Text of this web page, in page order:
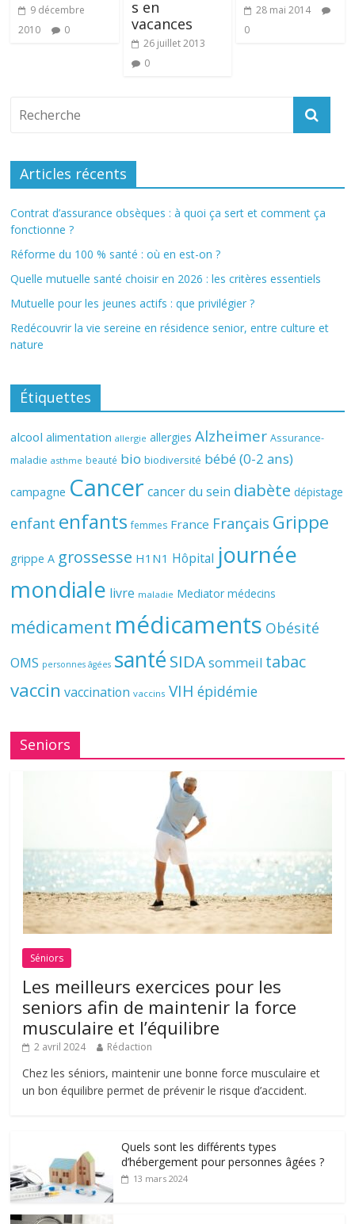
9 décembre
2010
0
s en
vacances
26 juillet 2013
0
28 mai 2014
0
Articles récents
Contrat d’assurance obsèques : à quoi ça sert et comment ça
fonctionne ?
Réforme du 100 % santé : où en est-on ?
Quelle mutuelle santé choisir en 2026 : les critères essentiels
Mutuelle pour les jeunes actifs : que privilégier ?
Redécouvrir la vie sereine en résidence senior, entre culture et
nature
Étiquettes
alcool alimentation allergie allergies Alzheimer Assurance-
maladie asthme beauté bio biodiversité bébé (0-2 ans)
campagne Cancer cancer du sein diabète dépistage
enfant enfants femmes France Français Grippe
grippe A grossesse H1N1 Hôpital journée
mondiale livre maladie Mediator médecins
médicament médicaments Obésité
OMS personnes âgées santé SIDAsommeil tabac
vaccin vaccination vaccins VIH épidémie
Seniors
Séniors
Les meilleurs exercices pour les
seniors afin de maintenir la force
musculaire et l’équilibre
2 avril 2024 Rédaction
Chez les séniors, maintenir une bonne force musculaire et
un bon équilibre permet de prévenir le risque d’accident.
Quels sont les différents types
d’hébergement pour personnes âgées ?
13 mars 2024